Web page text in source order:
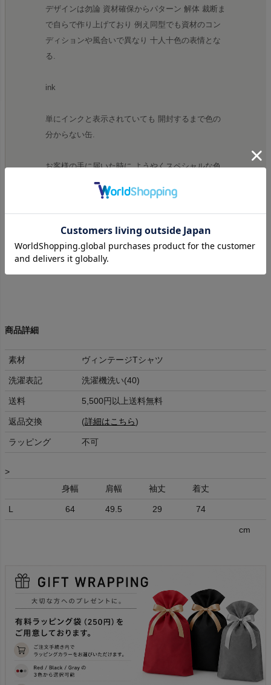
デザインは勿論 資材確保からパターン 解体 裁断ま
で自らで作り上げており 例え同型でも資材のコン
ディションや風合いで異なり 十人十色の表情とな
る.
ink
単にインクと表示されていても 開封するまで色の
分からない缶.
お客様の手に届いた時に ようやくスペシャルな色
お客様にとって 長年愛着を持って着用して頂ける
商品製作を心掛けています.
商品詳細
素材 ヴィンテージTシャツ
洗濯表記 洗濯機洗い(40)
送料 5,500円以上送料無料
返品交換 (詳細はこちら)
ラッピング 不可
>
身幅
肩幅 袖丈 着丈
L 64 49.5 29 74
cm